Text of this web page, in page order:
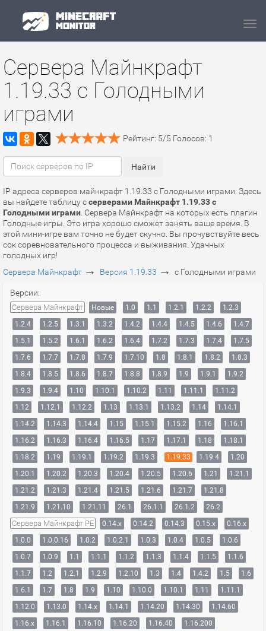
Сервера Майнкрафт
1.19.33 с Голодными
играми
Рейтинг: 5/5 Голосов: 1
IP адреса серверов майнкрафт 1.19.33 с Голодными играми. Здесь
вы найдете таблицу ссерверами Майнкрафт 1.19.33 с
Голодными играми . Сервера Майнкрафт на которых есть плагин
Голодные игры. Это игра хорошо сможет занять ваше время. В
этой мини-игре вам точно не будет скучно. Вы прочувствуйте весь
сок соревновательного процесса и выживания. Удачных
голодных игр!
Сервера Майнкрафт → Версия 1.19.33 → с Голодными играми
Версии:
Сервера Майнкрафт Новые 1.0 1.1 1.2.1 1.2.2
1.2.3
1.2.4
1.2.5 1.3.1 1.3.2 1.4.2 1.4.4 1.4.5 1.4.6
1.4.7
1.5.1
1.5.2 1.6.1 1.6.2 1.6.4 1.7.2 1.7.3 1.7.4
1.7.5
1.7.6
1.7.7 1.7.8 1.7.9 1.7.10 1.8 1.8.1 1.8.2
1.8.3
1.8.4
1.8.5 1.8.6 1.8.7 1.8.8 1.8.9 1.9 1.9.1
1.9.2
1.9.3
1.9.4 1.10 1.10.1 1.10.2 1.11 1.11.1
1.11.2
1.12
1.12.1 1.12.2 1.13 1.13.1 1.13.2 1.14
1.14.1
1.14.2
1.14.3 1.14.4 1.15 1.15.1 1.15.2 1.16
1.16.1
1.16.2
1.16.3 1.16.4 1.16.5 1.17 1.17.1 1.18
1.18.1
1.18.2
1.19 1.19.1 1.19.2 1.19.3 1.19.33 1.19.4
1.20
1.20.1
1.20.2 1.20.3 1.20.4 1.20.5 1.20.6 1.21
1.21.1
1.21.2
1.21.3 1.21.4 1.21.5 1.21.6 1.21.7
1.21.8
1.21.9
1.21.10 1.21.11 26.1 26.1.1 26.1.2 26.2
Сервера Майнкрафт PE 0.14.x 0.14.2 0.14.3 0.15.x
0.16.x
1.0.0
1.0.0.16 1.0.2 1.0.2.1 1.0.3 1.0.4 1.0.5
1.0.6
1.0.7
1.0.9 1.1 1.1.1 1.1.2 1.1.3 1.1.4 1.1.5
1.1.6
1.1.7
1.2 1.2.1 1.2.9 1.2.10 1.3 1.4 1.4.2 1.5
1.6
1.6.1
1.7 1.8 1.9 1.10 1.10.0 1.10.1 1.11
1.11.1
1.12.0
1.13.0 1.14.x 1.14.1 1.14.20 1.14.30
1.14.60
1.16.x
1.16.1 1.16.10 1.16.20 1.16.40
1.16.200